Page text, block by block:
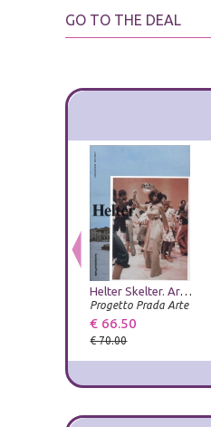
GO TO THE DEAL
Helter Skelter. Arthur Jafa and Richard Prince
Progetto Prada Arte
€ 66.50
€ 70.00